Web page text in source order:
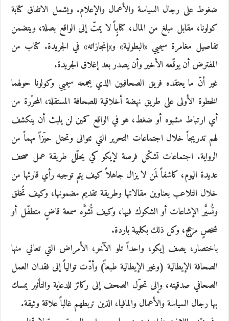
ضغوط على رجال السياسة والأعمال والإعلام. ويشمل الاتفاق كتابة
كولونا، مقابل مبلغ من المال، كتابٍاً لا يمتّ إلى الواقع بصلة، ويتضمن
تفاصيل مغامرة سيميي «البطولية» و»إنجازاته» في الجريدة. كتاب من
المفترض أن يوقّعه الأخير وأن يصدر بعد إغلاق الجريدة.
غير أنّ ما يعتقده فريق الصحافيين الذي يجمعه سيميي وكولونا حولهما
الخطوة الأولى على طريق نهضة أخلاقية للصحافة المستقلة، المحرّرة من
أي ارتباط مشبوه أو ضغط، هو في الواقع كمين لن يلبث أن ينكشف
لهم تدريجاً خلال اجتماعات التحرير التي تتوالى وتحتل حيّزاً مهماً من
الرواية. اجتماعات تشكّل فرصة لإيكو كي يحلّل طريقة عمل صحف
عديدة اليوم، كاشفاً لمَن لا يزال جاهلاً كيف يتم توجيه رأي قارئها من
خلال التلاعب بعناوين مقالاتها وطريقة تقديم مضمونها، وكيف تُخلق
وتُسيَّر الإشاعات أو الشكوك فيها، وكيف تُشوَّه سمعة قاضٍ متطفّل أو
شخصٍ مزعج، وكل ذلك بكلبية باردة.
باختصار، يصف إيكو، واحداً تلو الآخر، الأمراض التي تعاني منها
الصحافة الإيطالية (وغير الإيطالية طبعاً) وأدّت توالياً إلى فقدان العمل
الصحافي صدقيته، وإلى تحوّل الصحف إلى ركائز للدعاية والتأثير يمسك
بها رجال السياسة والأعمال والمافيا، الذين تربطهم غالباً علاقة وثيقة.